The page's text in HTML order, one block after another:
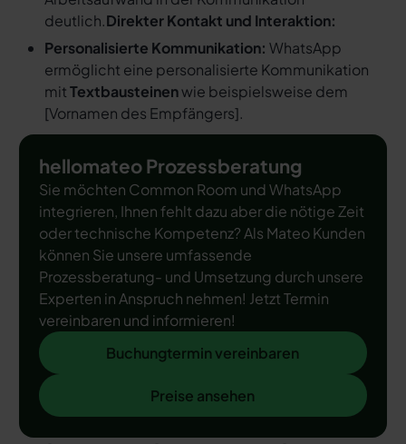
deutlich.Direkter Kontakt und Interaktion:
Personalisierte Kommunikation: WhatsApp
ermöglicht eine personalisierte Kommunikation
mitTextbausteinenwie beispielsweise dem
[Vornamen des Empfängers].
hellomateo Prozessberatung
Sie möchten Common Room und WhatsApp
integrieren, Ihnen fehlt dazu aber die nötige Zeit
oder technische Kompetenz? Als Mateo Kunden
können Sie unsere umfassende
Prozessberatung- und Umsetzung durch unsere
Experten in Anspruch nehmen! Jetzt Termin
vereinbaren und informieren!
Buchungtermin vereinbaren
Buchungtermin vereinbaren
Preise ansehen
Preise ansehen